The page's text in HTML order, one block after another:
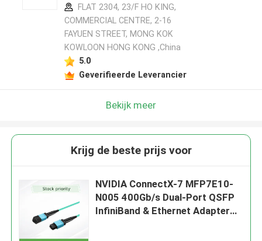
FLAT 2304, 23/F HO KING,
COMMERCIAL CENTRE, 2-16
FAYUEN STREET, MONG KOK
KOWLOON HONG KONG ,China
5.0
Geverifieerde Leverancier
Bekijk meer
Krijg de beste prijs voor
NVIDIA ConnectX-7 MFP7E10-
N005 400Gb/s Dual-Port QSFP
InfiniBand & Ethernet Adapter